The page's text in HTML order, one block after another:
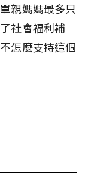
親媽媽最多只
社會福利補
怎麼支持這個